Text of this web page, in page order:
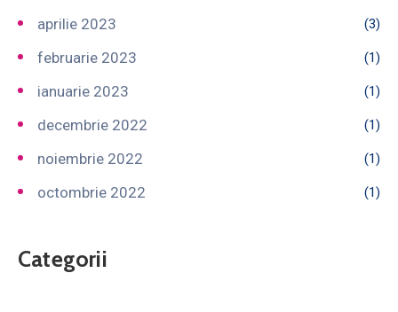
aprilie 2023 (3)
februarie 2023 (1)
ianuarie 2023 (1)
decembrie 2022 (1)
noiembrie 2022 (1)
octombrie 2022 (1)
Categorii